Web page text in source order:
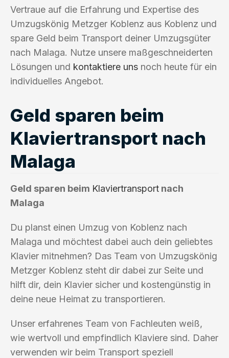
Vertraue auf die Erfahrung und Expertise des
Umzugskönig Metzger Koblenz aus Koblenz und
spare Geld beim Transport deiner Umzugsgüter
nach Malaga. Nutze unsere maßgeschneiderten
Lösungen und kontaktiere uns noch heute für ein
individuelles Angebot.
Geld sparen beim
Klaviertransport nach
Malaga
Geld sparen beim Klaviertransport nach
Malaga
Du planst einen Umzug von Koblenz nach
Malaga und möchtest dabei auch dein geliebtes
Klavier mitnehmen? Das Team von Umzugskönig
Metzger Koblenz steht dir dabei zur Seite und
hilft dir, dein Klavier sicher und kostengünstig in
deine neue Heimat zu transportieren.
Unser erfahrenes Team von Fachleuten weiß,
wie wertvoll und empfindlich Klaviere sind. Daher
verwenden wir beim Transport speziell